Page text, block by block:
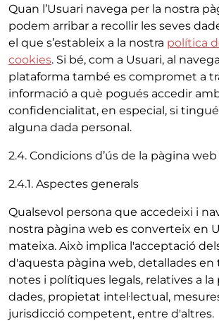
Quan l’Usuari navega per la nostra
podem arribar a recollir les seves
el que s’estableix a la nostra política
cookies. Si bé, com a Usuari, al
plataforma també es compromet a
informació a què pogués accedir
confidencialitat, en especial, si
alguna dada personal.
2.4. Condicions d’ús de la pàgina web
2.4.1. Aspectes generals
Qualsevol persona que accedeixi i
nostra pàgina web es converteix en
mateixa. Això implica l'acceptació
d'aquesta pàgina web, detallades en
notes i polítiques legals, relatives a
dades, propietat intel·lectual,
jurisdicció competent, entre d'altres.